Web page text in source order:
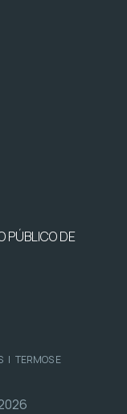
PÚBLICO DE
| TERMOS E